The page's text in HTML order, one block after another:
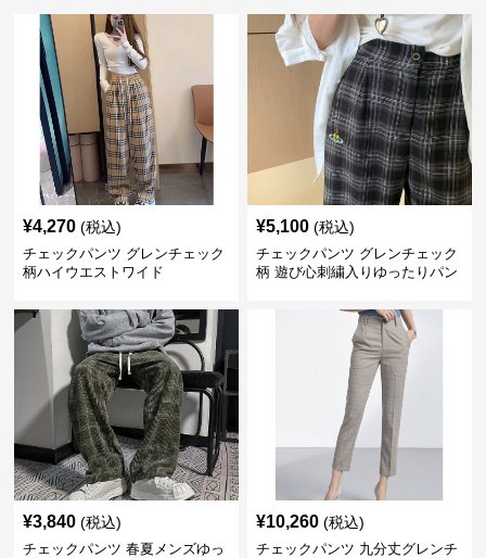
¥4,270 (税込)
チェックパンツ グレンチェック
柄ハイウエストワイド
¥5,100 (税込)
チェックパンツ グレンチェック
柄 遊び心刺繍入りゆったりパン
¥3,840 (税込)
チェックパンツ 春夏メンズゆっ
¥10,260 (税込)
チェックパンツ 九分丈グレンチ